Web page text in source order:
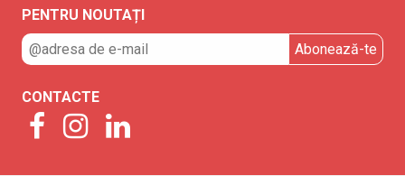
PENTRU NOUTAȚI
CONTACTE